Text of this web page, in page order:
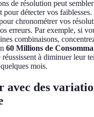
de résolution peut
pour détecter vos
chronométrer vos
erreurs. Par exemple, si
combinaisons,
60 Millions de
à diminuer leur
mois.
avec des